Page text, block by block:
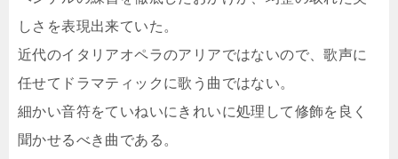
しさを表現出来ていた。
近代のイタリアオペラのアリアではないので、歌声に
任せてドラマティックに歌う曲ではない。
細かい音符をていねいにきれいに処理して修飾を良く
聞かせるべき曲である。